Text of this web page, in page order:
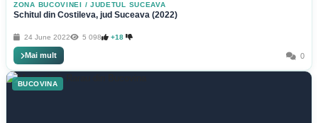
ZONA BUCOVINEI / JUDETUL SUCEAVA
Schitul din Costileva, jud Suceava (2022)
24 June 2022 5 098 +18
Mai mult 0
BUCOVINA